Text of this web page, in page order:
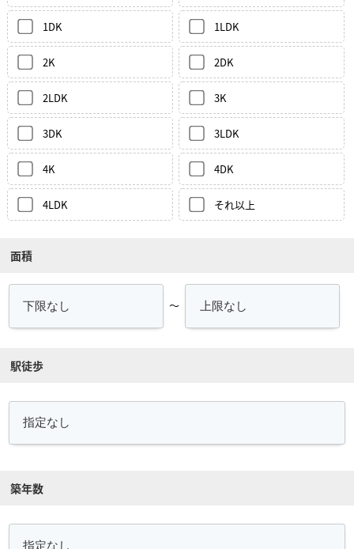
1DK 1LDK
2K 2DK
2LDK 3K
3DK 3LDK
4K 4DK
4LDK それ以上
面積
～
駅徒歩
築年数